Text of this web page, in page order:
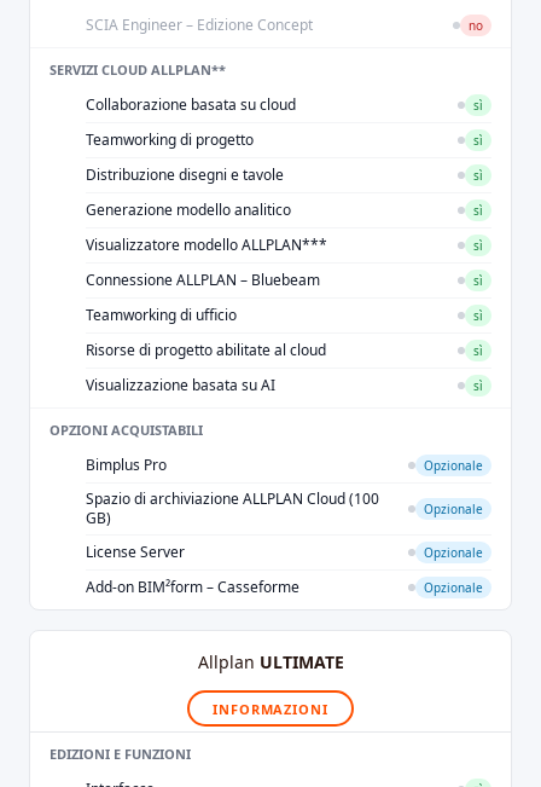
SCIA Engineer – Edizione Concept no
SERVIZI CLOUD ALLPLAN**
Collaborazione basata su cloud sì
Teamworking di progetto sì
Distribuzione disegni e tavole sì
Generazione modello analitico sì
Visualizzatore modello ALLPLAN*** sì
Connessione ALLPLAN – Bluebeam sì
Teamworking di ufficio sì
Risorse di progetto abilitate al cloud sì
Visualizzazione basata su AI sì
OPZIONI ACQUISTABILI
Bimplus Pro Opzionale
Spazio di archiviazione ALLPLAN Cloud (100
GB)
Opzionale
License Server Opzionale
Add-on BIM²form – Casseforme Opzionale
Allplan ULTIMATE
INFORMAZIONI
EDIZIONI E FUNZIONI